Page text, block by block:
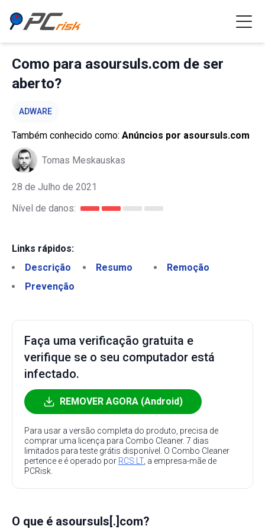
Como para asoursuls.com de ser
aberto?
ADWARE
Também conhecido como: Anúncios por asoursuls.com
Tomas Meskauskas
28 de Julho de 2021
Nível de danos:
Links rápidos:
Descrição
Resumo
Remoção
Prevenção
Faça uma verificação gratuita e
verifique se o seu computador está
infectado.
REMOVER AGORA (Android)
Para usar a versão completa do produto, precisa de
comprar uma licença para Combo Cleaner. 7 dias
limitados para teste grátis disponível. O Combo Cleaner
pertence e é operado por RCS LT, a empresa-mãe de
PCRisk.
O que é asoursuls[.]com?